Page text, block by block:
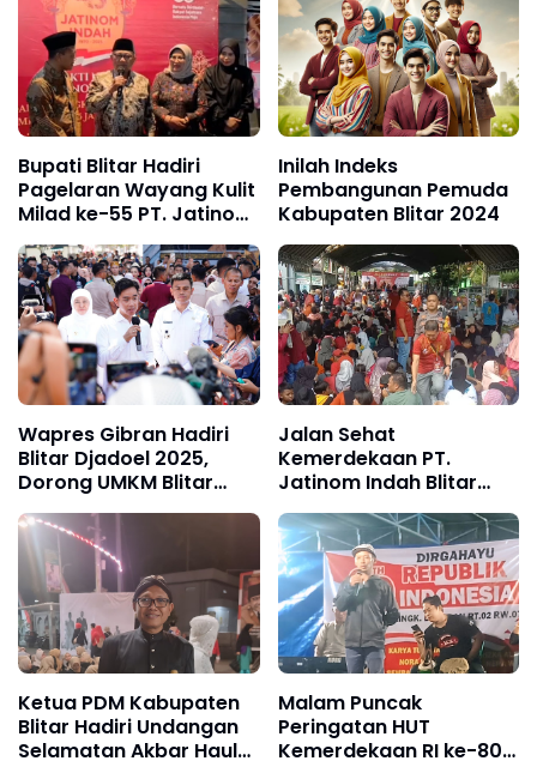
Bupati Blitar Hadiri
Pagelaran Wayang Kulit
Milad ke-55 PT. Jatinom
Inilah Indeks
Pembangunan Pemuda
Kabupaten Blitar 2024
Wapres Gibran Hadiri
Blitar Djadoel 2025,
Dorong UMKM Blitar
Tembus Pasar Dunia
Jalan Sehat
Kemerdekaan PT.
Jatinom Indah Blitar
Meriah, Sepeda Motor
Jadi Hadiah Utama
Ketua PDM Kabupaten
Blitar Hadiri Undangan
Selamatan Akbar Haul
Malam Puncak
Peringatan HUT
Kemerdekaan RI ke-80